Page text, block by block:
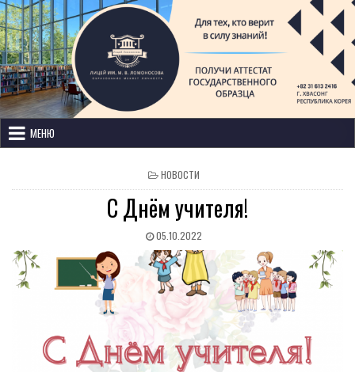
Лицей имени М. В. Ломоносова
с изучением иностранных языков
МЕНЮ
НОВОСТИ
С Днём учителя!
05.10.2022